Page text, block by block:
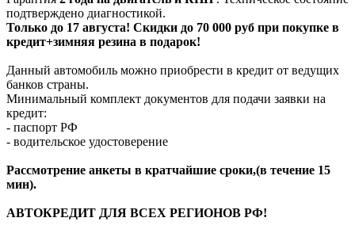
подтверждено диагностикой.
Только до 17 августа! Скидки до 70 000 руб при покупке в
кредит+зимняя резина в подарок!
Данный автомобиль можно приобрести в кредит от ведущих
банков страны.
Минимальный комплект документов для подачи заявки на
кредит:
- паспорт РФ
- водительское удостоверение
Рассмотрение анкеты в кратчайшие сроки,(в течение 15
мин).
АВТОКРЕДИТ ДЛЯ ВСЕХ РЕГИОНОВ РФ!